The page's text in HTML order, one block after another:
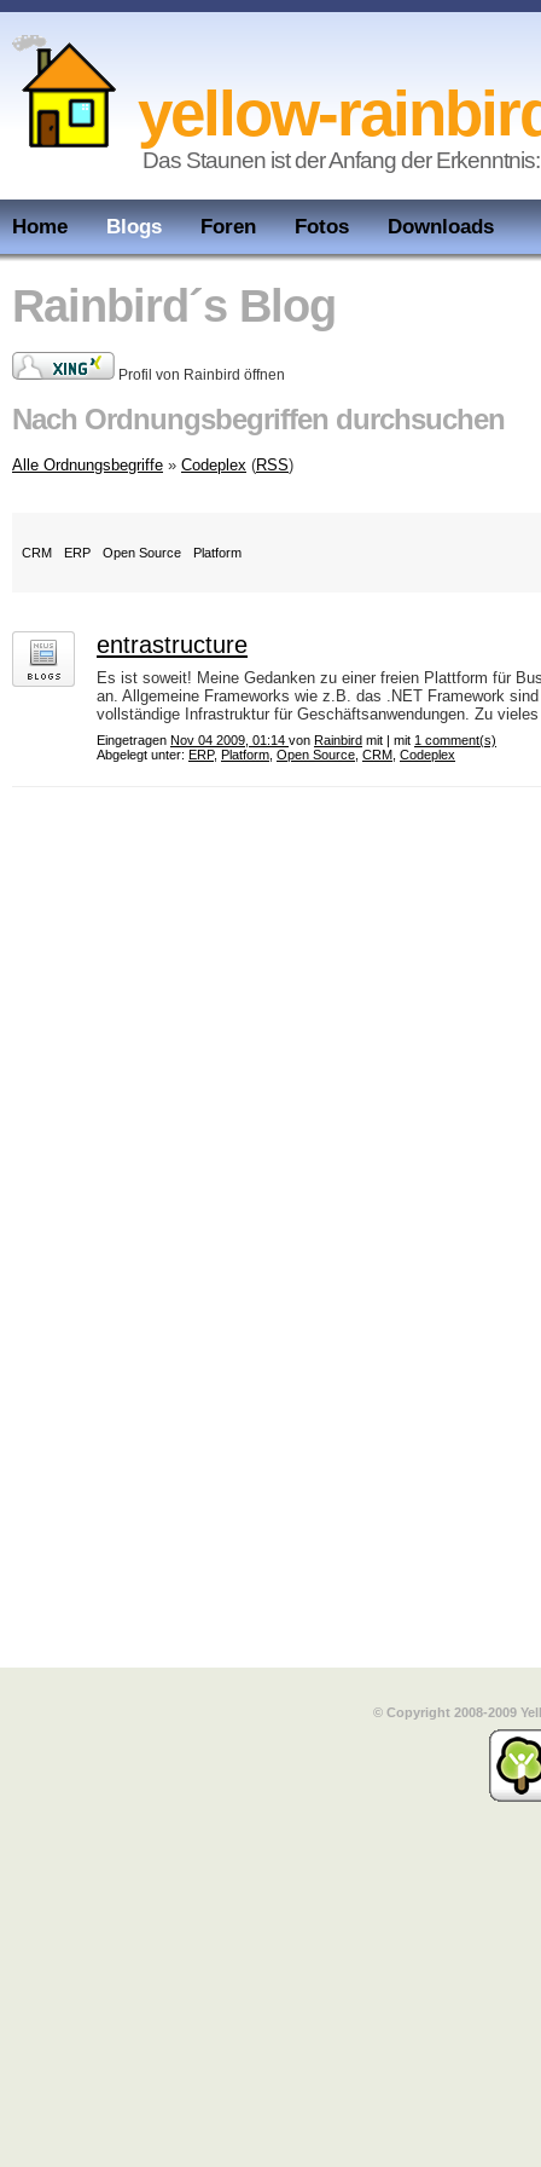
yellow-
Das Staunen ist der Anfang der
Home Blogs Foren Fotos Downloads
Rainbird´s Blog
Profil von Rainbird öffnen
Nach Ordnungsbegriffen durchsuchen
Alle Ordnungsbegriffe » Codeplex (RSS)
CRM ERP Open Source Platform
entrastructure
Es ist soweit! Meine Gedanken zu einer freien Plattform für
an. Allgemeine Frameworks wie z.B. das .NET Framework
vollständige Infrastruktur für Geschäftsanwendungen. Zu
Eingetragen Nov 04 2009, 01:14 von Rainbird mit | mit 1 comment(s)
Abgelegt unter: ERP, Platform Open Source CRM Codeplex
© Copyright 2008-2009